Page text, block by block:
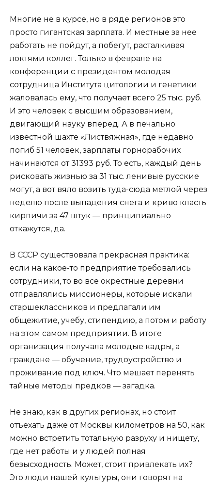
Многие не в курсе, но в ряде регионов это
просто гигантская зарплата. И местные за нее
работать не пойдут, а побегут, расталкивая
локтями коллег. Только в феврале на
конференции с президентом молодая
сотрудница Института цитологии и генетики
жаловалась ему, что получает всего 25 тыс. руб.
И это человек с высшим образованием,
двигающий науку вперед. А в печально
известной шахте «Листвяжная», где недавно
погиб 51 человек, зарплаты горнорабочих
начинаются от 31393 руб. То есть, каждый день
рисковать жизнью за 31 тыс. ленивые русские
могут, а вот вяло возить туда-сюда метлой через
неделю после выпадения снега и криво класть
кирпичи за 47 штук — принципиально
откажутся, да.
В СССР существовала прекрасная практика:
если на какое-то предприятие требовались
сотрудники, то во все окрестные деревни
отправлялись миссионеры, которые искали
старшеклассников и предлагали им
общежитие, учебу, стипендию, а потом и работу
на этом самом предприятии. В итоге
организация получала молодые кадры, а
граждане — обучение, трудоустройство и
проживание под ключ. Что мешает перенять
тайные методы предков — загадка.
Не знаю, как в других регионах, но стоит
отъехать даже от Москвы километров на 50, как
можно встретить тотальную разруху и нищету,
где нет работы и у людей полная
безысходность. Может, стоит привлекать их?
Это люди нашей культуры, они говорят на